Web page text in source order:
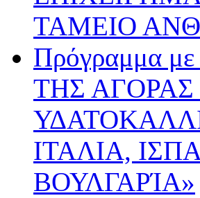
ΤΑΜΕΙΟ
Πρόγραμμα
ΤΗΣ ΑΓΟΡΑΣ
ΙΤΑΛΙΑ,
ΒΟΥΛΓΑΡΊΑ»